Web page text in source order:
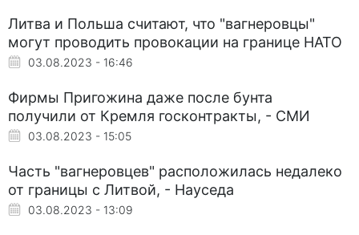
Литва и Польша считают, что "вагнеровцы"
могут проводить провокации на границе НАТО
03.08.2023 - 16:46
Фирмы Пригожина даже после бунта
получили от Кремля госконтракты, - СМИ
03.08.2023 - 15:05
Часть "вагнеровцев" расположилась недалеко
от границы с Литвой, - Науседа
03.08.2023 - 13:09